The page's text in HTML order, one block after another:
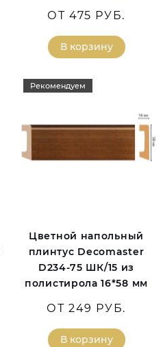
ОТ 475 РУБ.
В корзину
Рекомендуем
Цветной напольный
плинтус Decomaster
D234-75 ШК/15 из
полистирола 16*58 мм
ОТ 249 РУБ.
В корзину